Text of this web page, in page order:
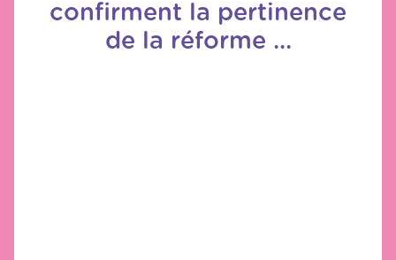
confirment la pertinence
de la réforme ...